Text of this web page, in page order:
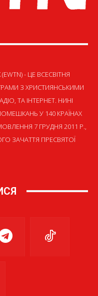
(EWTN) - ЦЕ ВСЕСВІТНЯ
З ХРИСТИЯНСЬКИМИ
ТА ІНТЕРНЕТ. НИНІ
У 140 КРАЇНАХ
7 ГРУДНЯ 2011 Р.,
ЗАЧАТТЯ ПРЕСВЯТОЇ